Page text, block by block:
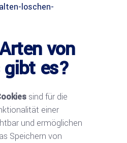
loschen-
von
gibt es?
sind für die
einer
und ermöglichen
Speichern von